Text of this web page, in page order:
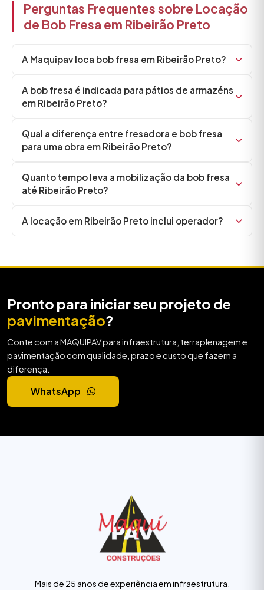
Perguntas Frequentes sobre Locação
de Bob Fresa em Ribeirão Preto
A Maquipav loca bob fresa em Ribeirão Preto?
A bob fresa é indicada para pátios de armazéns
em Ribeirão Preto?
Qual a diferença entre fresadora e bob fresa
para uma obra em Ribeirão Preto?
Quanto tempo leva a mobilização da bob fresa
até Ribeirão Preto?
A locação em Ribeirão Preto inclui operador?
Pronto para iniciar seu projeto de
pavimentação?
Conte com a MAQUIPAV para infraestrutura, terraplenagem e
pavimentação com qualidade, prazo e custo que fazem a
diferença.
WhatsApp
Mais de 25 anos de experiência em infraestrutura,